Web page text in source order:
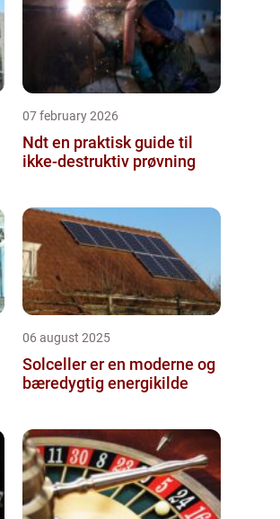
07 february 2026
Ndt en praktisk guide til
ikke-destruktiv prøvning
06 august 2025
Solceller er en moderne og
bæredygtig energikilde